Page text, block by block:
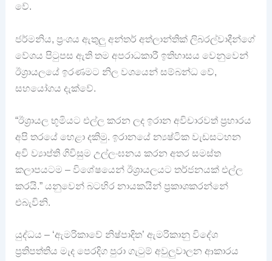
වේ.
ජර්මනිය, ප්‍රංශය ඇතුලු අන්තර් අත්ලාන්තික් ලිබරල්වාදීන්ගේ
වේශය පිටුපස ඇති තම අපරාධකාරී ඉතිහාසය වෙනුවෙන්
ඊශ්‍රායලයේ ඉරණමට නිල වශයෙන් සම්බන්ධ වේ‍,
සහයෝගය දැක්වේ.
“ඊශ්‍රායල භූමියට එල්ල කරන ලද ඉරාන අවිචාරවත් ප්‍රහාරය
අපි තරයේ හෙළා දකිමු. ඉරානයේ න්‍යෂ්ටික වැඩසටහන
අවි ව්‍යාප්ති ගිවිසුම උල්ලංඝනය කරන අතර සමස්ත
කලාපයටම – විශේෂයෙන් ඊශ්‍රායලයට තර්ජනයක් එල්ල
කරයි.” යනුවෙන් බටහිර නායකයින් ප්‍රකාශකරන්නේ
එබැවිනි.
යුද්ධය – ‘ඇමරිකාවේ නිෂ්පාදිත’ ඇමරිකානු විදේශ
ප්‍රතිපත්තිය මැද පෙරදිග පුරා ගැටුම් අවුලුවාලන ආකාරය